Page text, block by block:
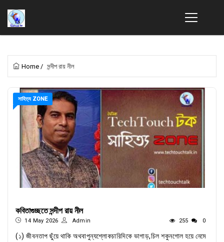
Home / সন্দীপ রায় নীল
সাহিত্য ZONE
কবিতাগুচ্ছতে সন্দীপ রায় নীল
14 May 2026 Admin 255 0
(১) জীবনতাপ ছুঁয়ে থাকি অথবাপুন্যশ্লোকচারিদিকে ভাগাড়,চিল শকুনগোল হয়ে নেমে